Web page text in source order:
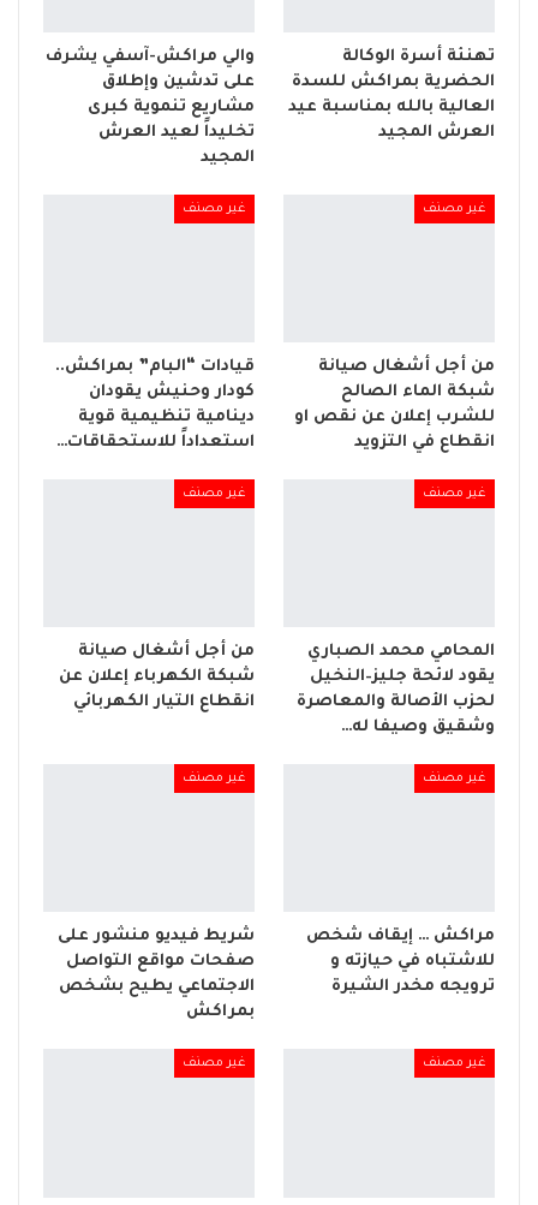
تهنئة أسرة الوكالة
الحضرية بمراكش للسدة
العالية بالله بمناسبة عيد
العرش المجيد
والي مراكش-آسفي يشرف
على تدشين وإطلاق
مشاريع تنموية كبرى
تخليداً لعيد العرش
المجيد
غير مصنف
من أجل أشغال صيانة
شبكة الماء الصالح
للشرب إعلان عن نقص او
انقطاع في التزويد
غير مصنف
قيادات “البام” بمراكش..
كودار وحنيش يقودان
دينامية تنظيمية قوية
استعداداً للاستحقاقات…
غير مصنف
المحامي محمد الصباري
يقود لائحة جليز–النخيل
لحزب الأصالة والمعاصرة
وشقيق وصيفا له…
غير مصنف
من أجل أشغال صيانة
شبكة الكهرباء إعلان عن
انقطاع التيار الكهربائي
غير مصنف
مراكش … إيقاف شخص
للاشتباه في حيازته و
ترويجه مخدر الشيرة
غير مصنف
شريط فيديو منشور على
صفحات مواقع التواصل
الاجتماعي يطيح بشخص
بمراكش
غير مصنف غير مصنف